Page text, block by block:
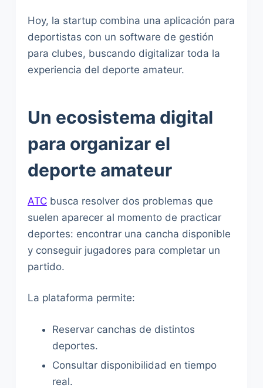
Hoy, la startup combina una aplicación para
deportistas con un software de gestión
para clubes, buscando digitalizar toda la
experiencia del deporte amateur.
Un ecosistema digital
para organizar el
deporte amateur
ATCbusca resolver dos problemas que
suelen aparecer al momento de practicar
deportes: encontrar una cancha disponible
y conseguir jugadores para completar un
partido.
La plataforma permite:
Reservar canchas de distintos
deportes.
Consultar disponibilidad en tiempo
real.